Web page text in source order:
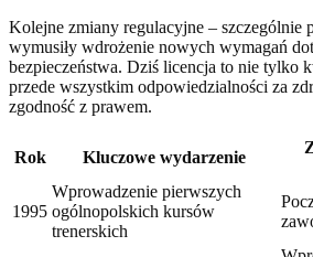
Kolejne zmiany regulacyjne – szczególnie
wymusiły wdrożenie nowych wymagań
bezpieczeństwa. Dziś licencja to nie tylko
przede wszystkim odpowiedzialności za
zgodność z prawem.
Rok Kluczowe wydarzenie
1995
Wprowadzenie pierwszych
ogólnopolskich kursów
trenerskich